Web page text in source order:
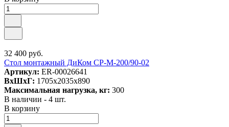
32 400 руб.
Стол монтажный ДиКом СР-М-200/90-02
Артикул: ER-00026641
ВxШxГ: 1705x2035x890
Максимальная нагрузка, кг: 300
В наличии - 4 шт.
В корзину